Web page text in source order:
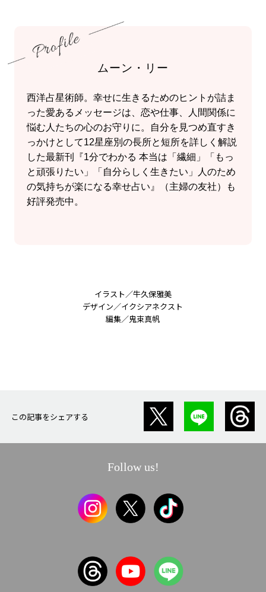
ムーン・リー
西洋占星術師。幸せに生きるためのヒントが詰ま
った愛あるメッセージは、恋や仕事、人間関係に
悩む人たちの心のお守りに。自分を見つめ直すき
っかけとして12星座別の長所と短所を詳しく解説
した最新刊『1分でわかる 本当は「繊細」「もっ
と頑張りたい」「自分らしく生きたい」人のため
の気持ちが楽になる幸せ占い』（主婦の友社）も
好評発売中。
イラスト／牛久保雅美
デザイン／イクシアネクスト
編集／鬼束真帆
この記事をシェアする
Follow us!